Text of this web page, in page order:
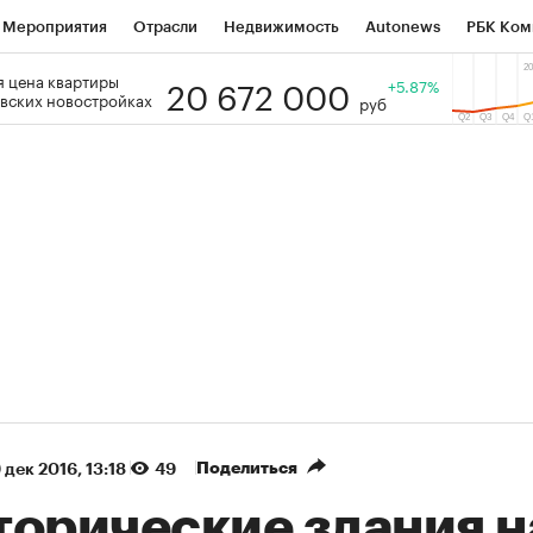
Мероприятия Отрасли Недвижимость Autonews РБК
РБК Образование Тренды
цена квартиры
новостройках
20 672 000 руб
+5.87%
2016, 13:18 49 Поделиться